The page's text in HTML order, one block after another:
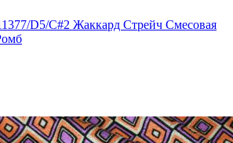
D5/C#2 Жаккард Стрейч Смесовая